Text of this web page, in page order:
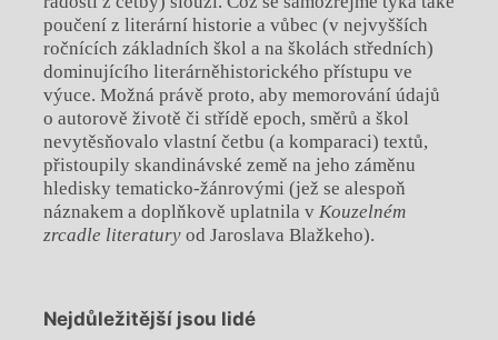
poučení z literární historie a vůbec (v nejvyšších
ročnících základních škol a na školách středních)
dominujícího literárněhistorického přístupu ve
výuce. Možná právě proto, aby memorování údajů
o autorově životě či střídě epoch, směrů a škol
nevytěsňovalo vlastní četbu (a komparaci) textů,
přistoupily skandinávské země na jeho záměnu
hledisky tematicko-žánrovými (jež se alespoň
náznakem a doplňkově uplatnila v Kouzelném
zrcadle literaturyod Jaroslava Blažkeho).
Nejdůležitější jsou lidé